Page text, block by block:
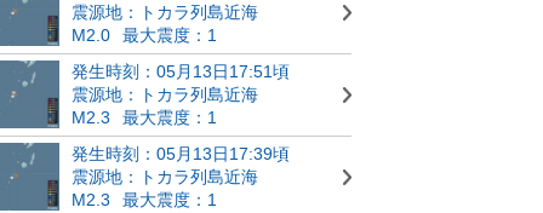
震源地：トカラ列島近海
M2.0
最大震度：1
発生時刻：05月13日17:51頃
震源地：トカラ列島近海
M2.3
最大震度：1
発生時刻：05月13日17:39頃
震源地：トカラ列島近海
M2.3
最大震度：1